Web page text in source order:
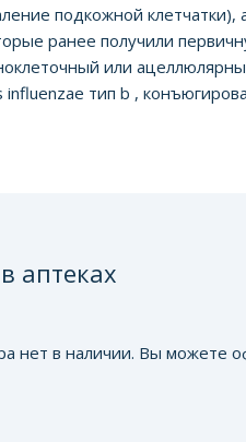
подкожной
ранее получили
или
тип b ,
аптеках
нет в наличии. Вы можете